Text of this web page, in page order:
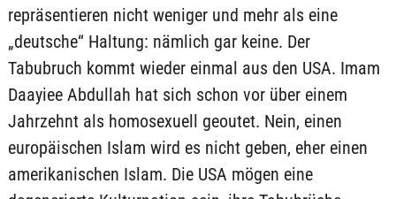
repräsentieren nicht weniger und mehr als eine
„deutsche“ Haltung: nämlich gar keine. Der
Tabubruch kommt wieder einmal aus den USA. Imam
Daayiee Abdullah hat sich schon vor über einem
Jahrzehnt als homosexuell geoutet. Nein, einen
europäischen Islam wird es nicht geben, eher einen
amerikanischen Islam. Die USA mögen eine